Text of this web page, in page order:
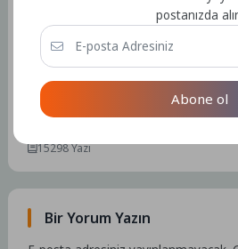
Admin
Kullanıcıya ait herhangi bir sosyal
15298 Yazı
Bir Yorum Yazın
postanızda
Abone ol